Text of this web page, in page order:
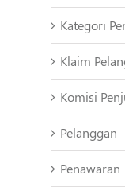
Kategori
Klaim
Komisi
Pelanggan
Penawaran